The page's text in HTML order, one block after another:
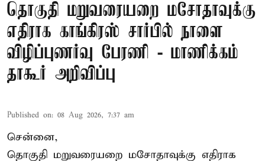
தொகுதி மறுவரையறை மசோதாவுக்கு
எதிராக காங்கிரஸ் சார்பில் நாளை
விழிப்புணர்வு பேரணி - மாணிக்கம்
தாகூர் அறிவிப்பு
Published on: 08 Aug 2026, 7:37 am
சென்னை,
தொகுதி மறுவரையறை மசோதாவுக்கு எதிராக